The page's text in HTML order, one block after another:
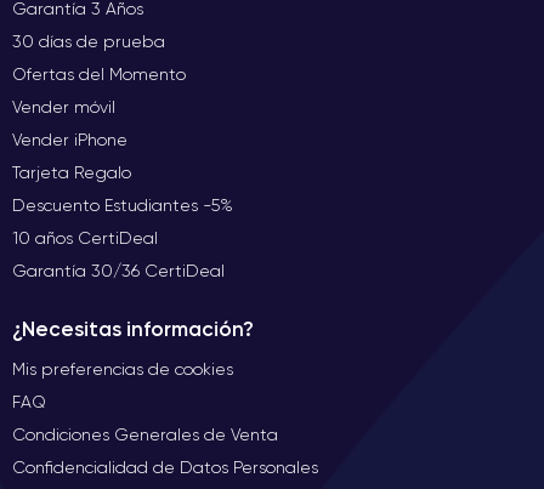
Garantía 3 Años
30 días de prueba
Ofertas del Momento
Vender móvil
Vender iPhone
Tarjeta Regalo
Descuento Estudiantes -5%
10 años CertiDeal
Garantía 30/36 CertiDeal
¿Necesitas información?
Mis preferencias de cookies
FAQ
Condiciones Generales de Venta
Confidencialidad de Datos Personales